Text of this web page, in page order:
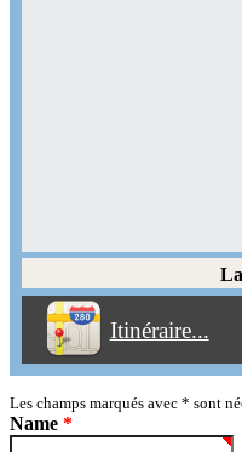
Itinéraire...
Éviter les autoroutes
Éviter les péages
Partir! Reset
Les champs marqués avec * sont
Name *